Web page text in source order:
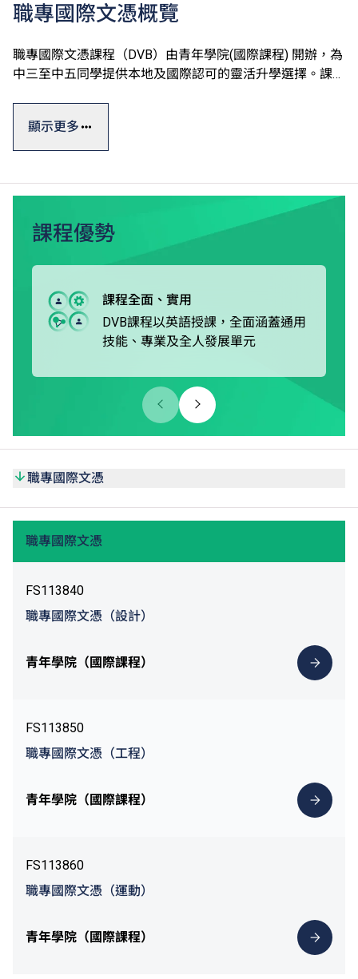
職專國際文憑概覽
職專國際文憑課程（DVB）由青年學院(國際課程) 開辦，為
中三至中五同學提供本地及國際認可的靈活升學選擇。課程
有助於本地及其他地方升學。
的設計、工程、運動的專業單元皆採用英國BTEC第三級延
伸文憑課程，學生可按興趣選修，並透過專題研習提升知識
和技能。
修畢職專國際課程後，學生可選擇升讀本地或非本地大學，
顯示更多
課程優勢
課程全面、實用
DVB課程以英語授課，全面涵蓋通用
技能、專業及全人發展單元
職專國際文憑
職專國際文憑
FS113840
職專國際文憑（設計）
青年學院（國際課程）
FS113850
職專國際文憑（工程）
青年學院（國際課程）
FS113860
職專國際文憑（運動）
青年學院（國際課程）